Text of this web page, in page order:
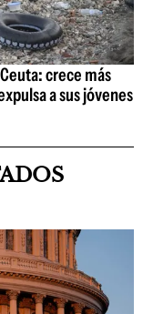
crece más
a sus jóvenes